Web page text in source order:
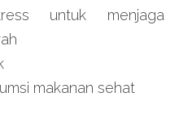
untuk menjaga
makanan sehat